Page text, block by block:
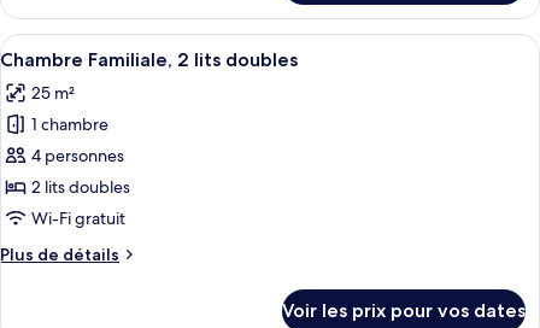
Familiale,
1
lit
double
et
1
canapé-
lit
le
type
de
Chambre
Double
Familiale,
lit
double
et
1
Afficher
toutes
les
photos
pour
ce
type
chambre :
Une chambre d’hôtel avec un
9
Chambre Familiale, 2 lits doubles
25 m²
1 chambre
4 personnes
2 lits doubles
Wi-Fi gratuit
Plus de détails
Plus
Voir les prix pour vos dates